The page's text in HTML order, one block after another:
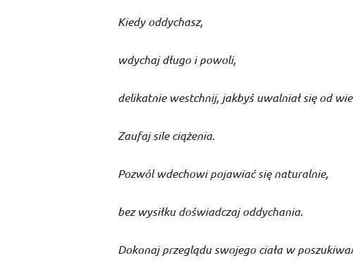
Kiedy oddychasz,
wdychaj długo i powoli,
delikatnie westchnij, jakbyś uwalniał się od
Zaufaj sile ciążenia.
Pozwól wdechowi pojawiać się naturalnie,
bez wysiłku doświadczaj oddychania.
Dokonaj przeglądu swojego ciała w